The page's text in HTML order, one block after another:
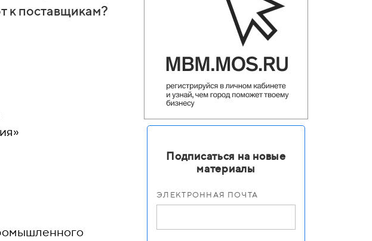
к поставщикам?
»
Подписаться на новые
материалы
ЭЛЕКТРОННАЯ ПОЧТА